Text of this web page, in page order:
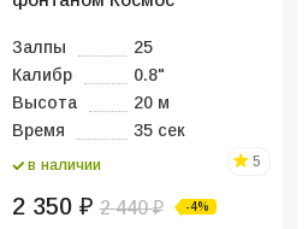
Залпы
25
Калибр
0.8"
Высота
20 м
Время
35 сек
в наличии 5
2 350 ₽ 2 440₽ -4%